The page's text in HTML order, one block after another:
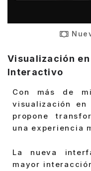
Visualización en
Interactivo
Con más de
visualización
propone
una experiencia
La nueva
mayor